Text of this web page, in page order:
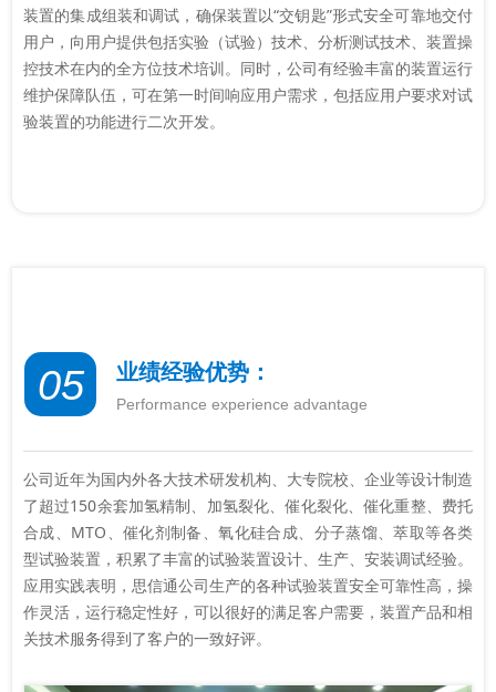
装置的集成组装和调试，确保装置以“交钥匙”形式安全可靠地交付
用户，向用户提供包括实验（试验）技术、分析测试技术、装置操
控技术在内的全方位技术培训。同时，公司有经验丰富的装置运行
维护保障队伍，可在第一时间响应用户需求，包括应用户要求对试
验装置的功能进行二次开发。
业绩经验优势：
Performance experience advantage
05
公司近年为国内外各大技术研发机构、大专院校、企业等设计制造
了超过150余套加氢精制、加氢裂化、催化裂化、催化重整、费托
合成、MTO、催化剂制备、氧化硅合成、分子蒸馏、萃取等各类
型试验装置，积累了丰富的试验装置设计、生产、安装调试经验。
应用实践表明，思信通公司生产的各种试验装置安全可靠性高，操
作灵活，运行稳定性好，可以很好的满足客户需要，装置产品和相
关技术服务得到了客户的一致好评。